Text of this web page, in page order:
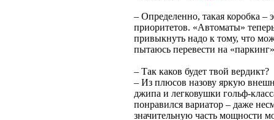
– Определенно, такая коробка –
приоритетов. «Автоматы»
привыкнуть надо к тому, что
пытаюсь перевести на
– Так каков будет твой вердикт?
– Из плюсов назову яркую
джипа и легковушки гольф-
понравился вариатор – даже
значительную часть мощности